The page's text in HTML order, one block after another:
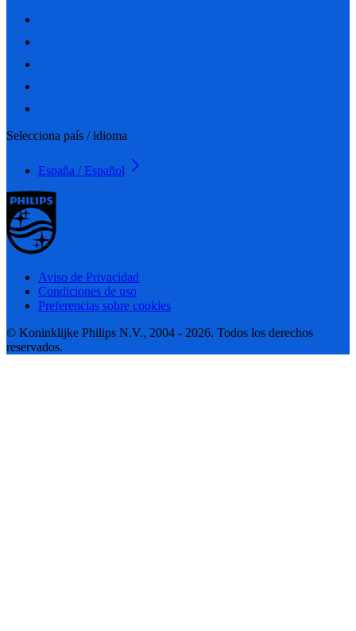
Selecciona país / idioma
España / Español
Aviso de Privacidad
Condiciones de uso
Preferencias sobre cookies
© Koninklijke Philips N.V., 2004 - 2026. Todos los derechos
reservados.